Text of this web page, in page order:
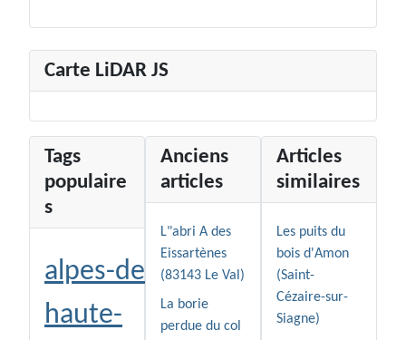
Carte LiDAR JS
Tags
populaire
s
alpes-de-
haute-
Anciens
articles
L"abri A des
Eissartènes
(83143 Le Val)
La borie
perdue du col
Articles
similaires
Les puits du
bois d'Amon
(Saint-
Cézaire-sur-
Siagne)